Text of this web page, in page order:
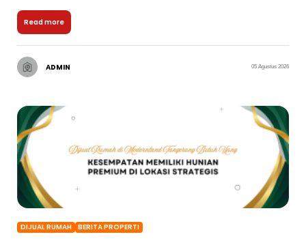
Read more
ADMIN 05 Agustus 2026
DIJUAL RUMAH BERITA PROPERTI